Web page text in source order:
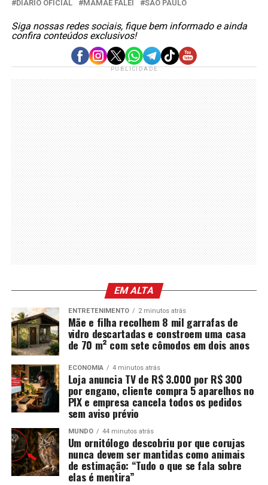
DIÁRIO OFICIAL MAMÃE FALEI SÃO PAULO
Siga nossas redes sociais, fique bem informado e ainda
confira conteúdos exclusivos!
PUBLICIDADE
EM ALTA
ENTRETENIMENTO 2 minutos atrás
Mãe e filha recolhem 8 mil garrafas de
vidro descartadas e constroem uma casa
de 70 m² com sete cômodos em dois anos
ECONOMIA 4 minutos atrás
Loja anuncia TV de R$ 3.000 por R$ 300
por engano, cliente compra 5 aparelhos no
PIX e empresa cancela todos os pedidos
sem aviso prévio
MUNDO 44 minutos atrás
Um ornitólogo descobriu por que corujas
nunca devem ser mantidas como animais
de estimação: “Tudo o que se fala sobre
elas é mentira”